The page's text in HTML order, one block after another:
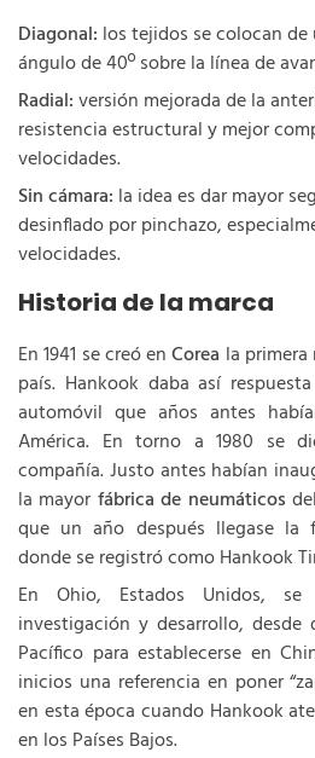
Diagonal: los tejidos se colocan
ángulo de 40º sobre la línea de
Radial:versión mejorada de la
resistencia estructural y mejor
velocidades.
Sin cámara: la idea es dar mayor
desinflado por pinchazo,
velocidades.
Historia de la marca
En 1941 se creó enCorea la
país. Hankook daba así
automóvil que años antes
América. En torno a 1980 se
compañía. Justo antes habían
la mayor fábrica de neumáticos
que un año después llegase la
donde se registró como Hankook
En Ohio, Estados Unidos,
investigación y desarrollo,
Pacífico para establecerse en
inicios una referencia en poner
en esta época cuando Hankook
en los Países Bajos.